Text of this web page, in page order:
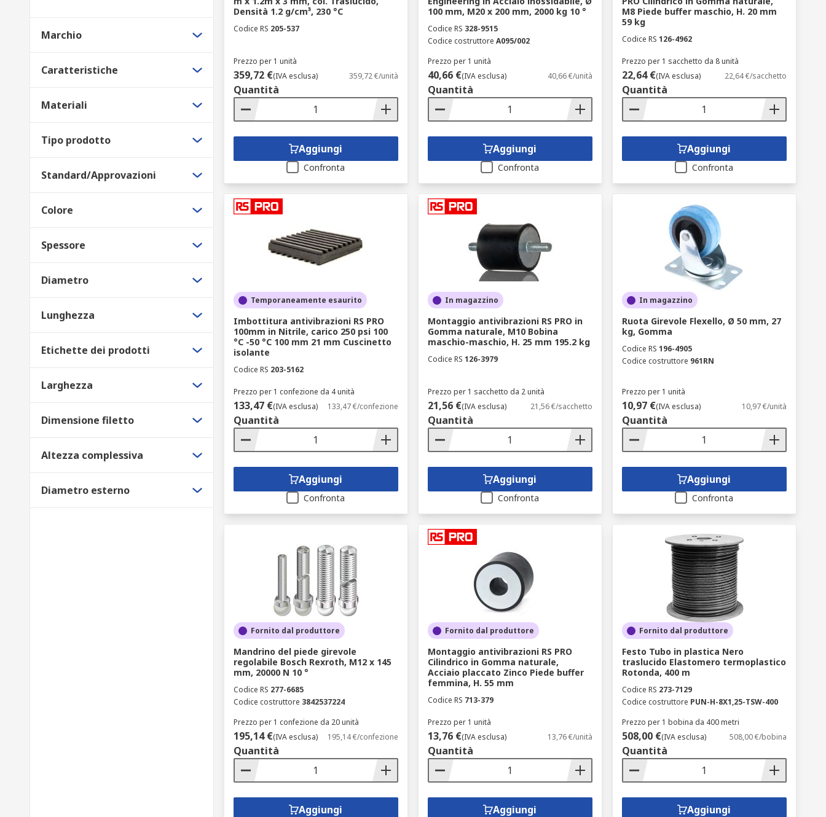
Marchio
Caratteristiche
Materiali
Tipo prodotto
Standard/Approvazioni
Colore
Spessore
Diametro
Lunghezza
Etichette dei prodotti
Larghezza
Dimensione filetto
Altezza complessiva
Diametro esterno
Densità 1.2 g/cm³, 230 °C
Codice RS 205-537
Prezzo per 1 unità
359,72 €(IVA esclusa) 359,72 €/unità
Quantità
Aggiungi
Confronta
100 mm, M20 x 200 mm, 2000 kg 10 °
Codice RS 328-9515
Codice costruttore A095/002
Prezzo per 1 unità
40,66 €(IVA esclusa) 40,66 €/unità
Quantità
Aggiungi
Confronta
M8 Piede buffer maschio, H. 20 mm
59 kg
Codice RS 126-4962
Prezzo per 1 sacchetto da 8 unità
22,64 €(IVA esclusa) 22,64 €/sacchetto
Quantità
Aggiungi
Confronta
Temporaneamente esaurito
Imbottitura antivibrazioni RS PRO
100mm in Nitrile, carico 250 psi 100
°C -50 °C 100 mm 21 mm Cuscinetto
isolante
Codice RS 203-5162
Prezzo per 1 confezione da 4 unità
133,47 €(IVA esclusa) 133,47 €/confezione
Quantità
Aggiungi
Confronta
In magazzino
Montaggio antivibrazioni RS PRO in
Gomma naturale, M10 Bobina
maschio-maschio, H. 25 mm 195.2 kg
Codice RS 126-3979
Prezzo per 1 sacchetto da 2 unità
21,56 €(IVA esclusa) 21,56 €/sacchetto
Quantità
Aggiungi
Confronta
In magazzino
Ruota Girevole Flexello, Ø 50 mm, 27
kg, Gomma
Codice RS 196-4905
Codice costruttore 961RN
Prezzo per 1 unità
10,97 €(IVA esclusa) 10,97 €/unità
Quantità
Aggiungi
Confronta
Fornito dal produttore
Mandrino del piede girevole
regolabile Bosch Rexroth, M12 x 145
mm, 20000 N 10 °
Codice RS 277-6685
Codice costruttore 3842537224
Prezzo per 1 confezione da 20 unità
195,14 €(IVA esclusa) 195,14 €/confezione
Quantità
Aggiungi
Fornito dal produttore
Montaggio antivibrazioni RS PRO
Cilindrico in Gomma naturale,
Acciaio placcato Zinco Piede buffer
femmina, H. 55 mm
Codice RS 713-379
Prezzo per 1 unità
13,76 €(IVA esclusa) 13,76 €/unità
Quantità
Aggiungi
Fornito dal produttore
Festo Tubo in plastica Nero
traslucido Elastomero termoplastico
Rotonda, 400 m
Codice RS 273-7129
Codice costruttore PUN-H-8X1,25-TSW-400
Prezzo per 1 bobina da 400 metri
508,00 €(IVA esclusa) 508,00 €/bobina
Quantità
Aggiungi